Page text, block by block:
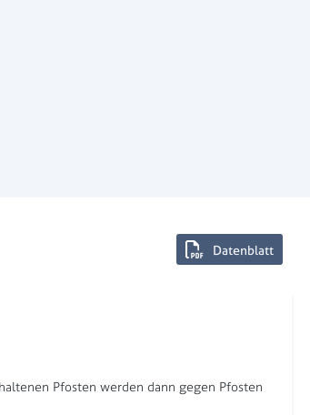
Datenblatt
Pfosten werden dann gegen Pfosten